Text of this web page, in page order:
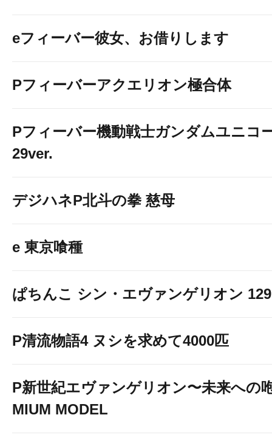
eフィーバー彼女、お借りします
Pフィーバーアクエリオン極合体
Pフィーバー機動戦士ガンダムユニコ
29ver.
デジハネP北斗の拳 慈母
e 東京喰種
ぱちんこ シン・エヴァンゲリオン
P清流物語4 ヌシを求めて4000匹
P新世紀エヴァンゲリオン〜未来への
MIUM MODEL